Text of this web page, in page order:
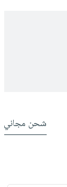
شحن مجاني